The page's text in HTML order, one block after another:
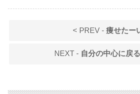
< PREV - 痩せたー
NEXT - 自分の中心に戻る